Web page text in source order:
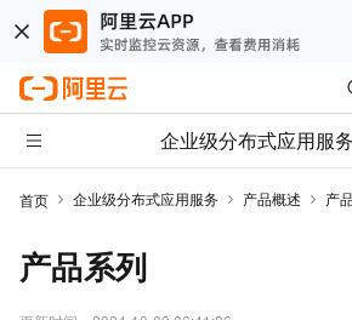
企业级分布式应用服务
首页 企业级分布式应用服务 产品概述 产
产品系列